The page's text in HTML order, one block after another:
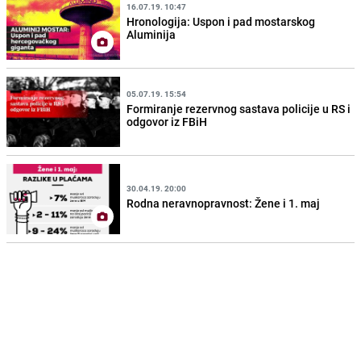
16.07.19. 10:47
Hronologija: Uspon i pad mostarskog
Aluminija
05.07.19. 15:54
Formiranje rezervnog sastava policije u RS i
odgovor iz FBiH
30.04.19. 20:00
Rodna neravnopravnost: Žene i 1. maj